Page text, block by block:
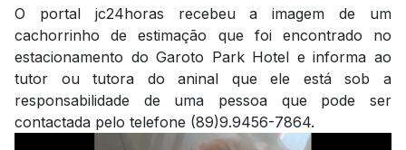
O portal jc24horas recebeu a imagem de um
cachorrinho de estimação que foi encontrado no
estacionamento do Garoto Park Hotel e informa ao
tutor ou tutora do aninal que ele está sob a
responsabilidade de uma pessoa que pode ser
contactada pelo telefone (89)9.9456-7864.